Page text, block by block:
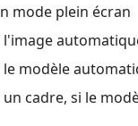
mode plein écran
modèle
cadre, si le